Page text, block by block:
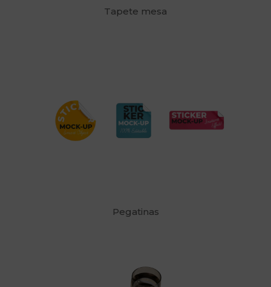
Tapete mesa
Pegatinas